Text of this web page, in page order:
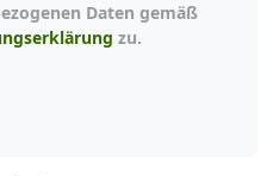
Daten gemäß
zu.